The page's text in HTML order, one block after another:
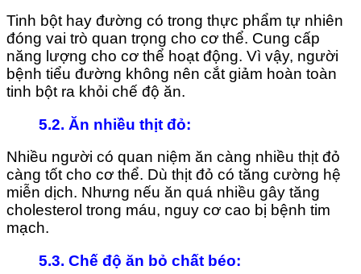
Tinh bột hay đường có trong thực phẩm tự nhiên
đóng vai trò quan trọng cho cơ thể. Cung cấp
năng lượng cho cơ thể hoạt động. Vì vậy, người
bệnh tiểu đường không nên cắt giảm hoàn toàn
tinh bột ra khỏi chế độ ăn.
5.2. Ăn nhiều thịt đỏ:
Nhiều người có quan niệm ăn càng nhiều thịt đỏ
càng tốt cho cơ thể. Dù thịt đỏ có tăng cường hệ
miễn dịch. Nhưng nếu ăn quá nhiều gây tăng
cholesterol trong máu, nguy cơ cao bị bệnh tim
mạch.
5.3. Chế độ ăn bỏ chất béo: